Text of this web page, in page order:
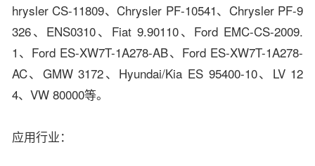
hrysler CS-11809、Chrysler PF-10541、Chrysler PF-9
326、ENS0310、Fiat 9.90110、Ford EMC-CS-2009.
1、Ford ES-XW7T-1A278-AB、Ford ES-XW7T-1A278-
AC、GMW 3172、Hyundai/Kia ES 95400-10、LV 12
4、VW 80000等。
应用行业：